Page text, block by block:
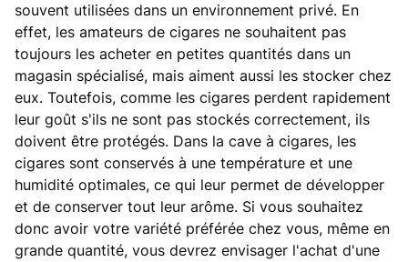
souvent utilisées dans un environnement privé. En
effet, les amateurs de cigares ne souhaitent pas
toujours les acheter en petites quantités dans un
magasin spécialisé, mais aiment aussi les stocker chez
eux. Toutefois, comme les cigares perdent rapidement
leur goût s'ils ne sont pas stockés correctement, ils
doivent être protégés. Dans la cave à cigares, les
cigares sont conservés à une température et une
humidité optimales, ce qui leur permet de développer
et de conserver tout leur arôme. Si vous souhaitez
donc avoir votre variété préférée chez vous, même en
grande quantité, vous devrez envisager l'achat d'une